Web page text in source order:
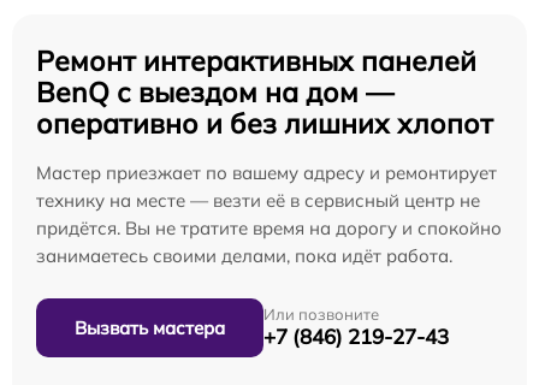
Ремонт интерактивных панелей
BenQ с выездом на дом —
оперативно и без лишних хлопот
Мастер приезжает по вашему адресу и ремонтирует
технику на месте — везти её в сервисный центр не
придётся. Вы не тратите время на дорогу и спокойно
занимаетесь своими делами, пока идёт работа.
Вызвать мастера
Или позвоните
+7 (846) 219-27-43